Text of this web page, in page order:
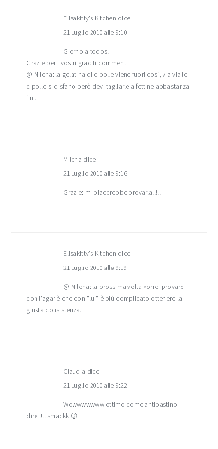
Elisakitty's Kitchen dice
21 Luglio 2010 alle 9:10
Giorno a todos!
Grazie per i vostri graditi commenti.
@ Milena: la gelatina di cipolle viene fuori così, via via le
cipolle si disfano però devi tagliarle a fettine abbastanza
fini.
Milena dice
21 Luglio 2010 alle 9:16
Grazie: mi piacerebbe provarla!!!!!
Elisakitty's Kitchen dice
21 Luglio 2010 alle 9:19
@ Milena: la prossima volta vorrei provare
con l'agar è che con "lui" è più complicato ottenere la
giusta consistenza.
Claudia dice
21 Luglio 2010 alle 9:22
Wowwwwwww ottimo come antipastino
direi!!!! smackk 🙂